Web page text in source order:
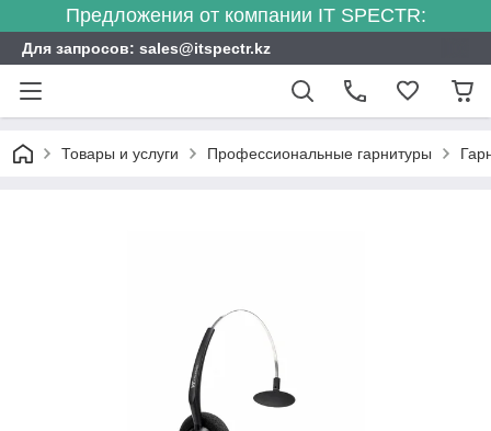
Предложения от компании IT SPECTR:
Для запросов: sales@itspectr.kz
Товары и услуги Профессиональные гарнитуры